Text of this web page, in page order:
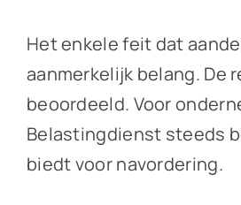
Het enkele feit dat
aanmerkelijk belang. De
beoordeeld. Voor
Belastingdienst steeds
biedt voor navordering.